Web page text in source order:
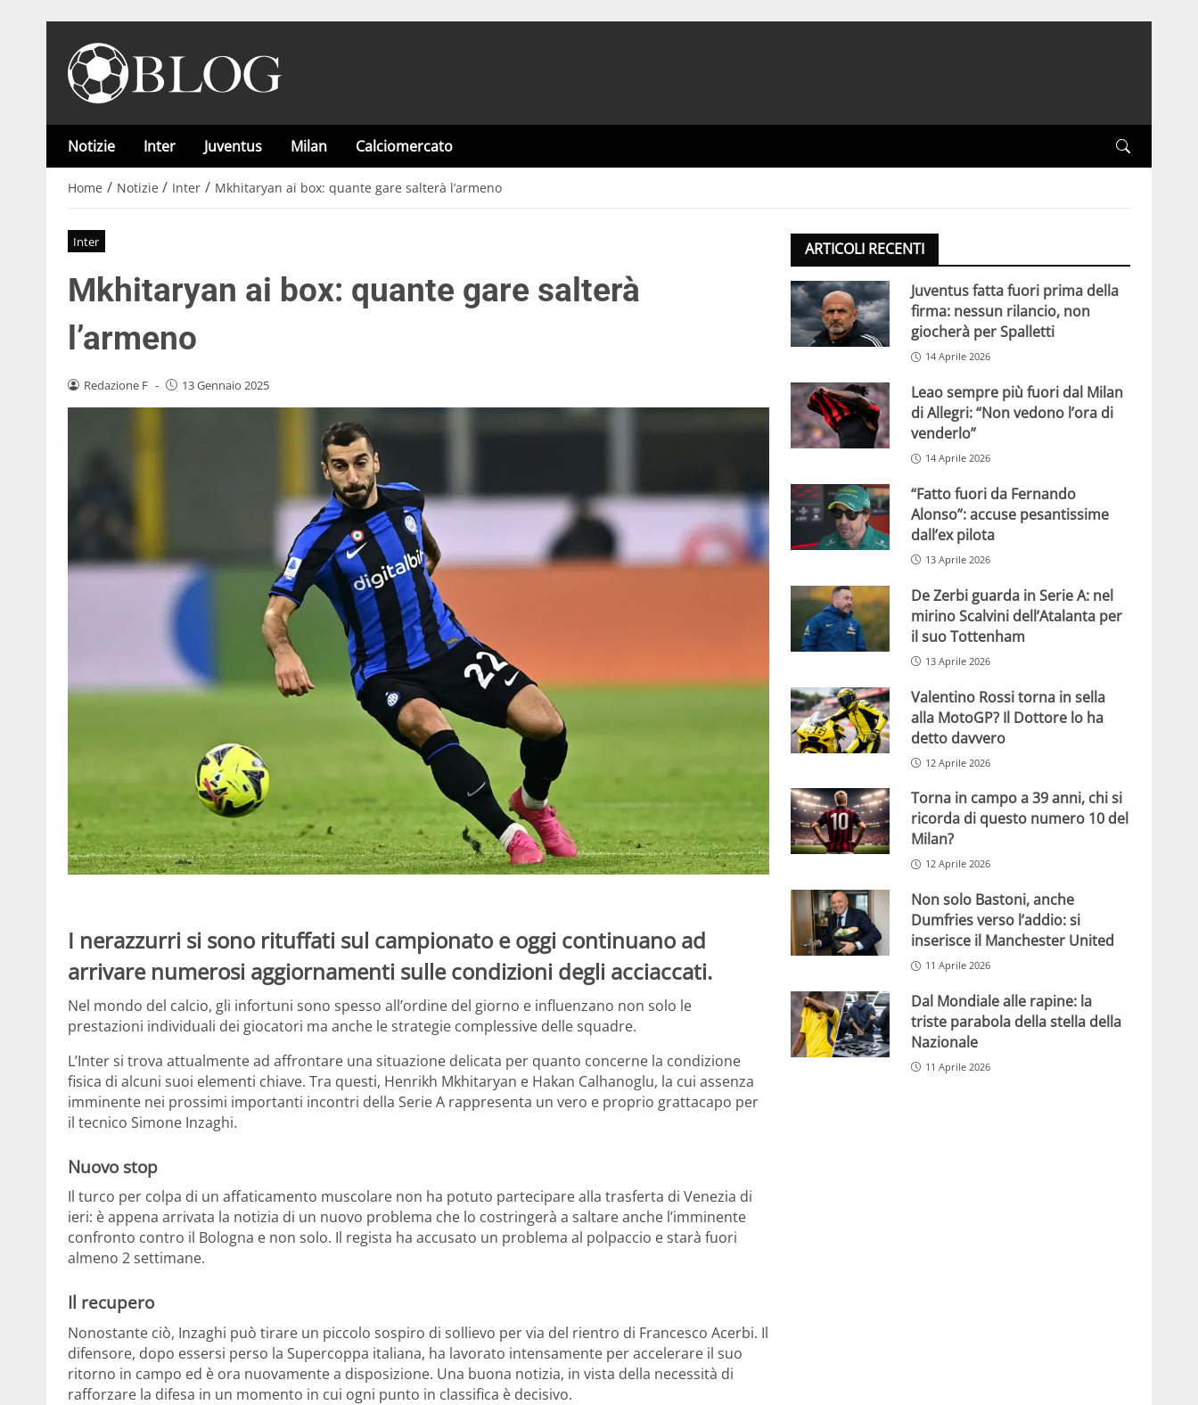
Notizie Inter Juventus Milan Calciomercato
Home / Notizie / Inter / Mkhitaryan ai box: quante gare salterà l’armeno
Inter
Mkhitaryan ai box: quante gare salterà
l’armeno
Redazione F - 13 Gennaio 2025
I nerazzurri si sono rituffati sul campionato e oggi continuano ad
arrivare numerosi aggiornamenti sulle condizioni degli acciaccati.
Nel mondo del calcio, gli infortuni sono spesso all’ordine del giorno e influenzano non solo le
prestazioni individuali dei giocatori ma anche le strategie complessive delle squadre.
L’Inter si trova attualmente ad affrontare una situazione delicata per quanto concerne la condizione
fisica di alcuni suoi elementi chiave. Tra questi, Henrikh Mkhitaryan e Hakan Calhanoglu, la cui assenza
imminente nei prossimi importanti incontri della Serie A rappresenta un vero e proprio grattacapo per
il tecnico Simone Inzaghi.
Nuovo stop
Il turco per colpa di un affaticamento muscolare non ha potuto partecipare alla trasferta di Venezia di
ieri: è appena arrivata la notizia di un nuovo problema che lo costringerà a saltare anche l’imminente
confronto contro il Bologna e non solo. Il regista ha accusato un problema al polpaccio e starà fuori
almeno 2 settimane.
Il recupero
Nonostante ciò, Inzaghi può tirare un piccolo sospiro di sollievo per via del rientro di Francesco Acerbi. Il
difensore, dopo essersi perso la Supercoppa italiana, ha lavorato intensamente per accelerare il suo
ritorno in campo ed è ora nuovamente a disposizione. Una buona notizia, in vista della necessità di
rafforzare la difesa in un momento in cui ogni punto in classifica è decisivo.
ARTICOLI RECENTI
Juventus fatta fuori prima della
firma: nessun rilancio, non
giocherà per Spalletti
14 Aprile 2026
Leao sempre più fuori dal Milan
di Allegri: “Non vedono l’ora di
venderlo”
14 Aprile 2026
“Fatto fuori da Fernando
Alonso”: accuse pesantissime
dall’ex pilota
13 Aprile 2026
De Zerbi guarda in Serie A: nel
mirino Scalvini dell’Atalanta per
il suo Tottenham
13 Aprile 2026
Valentino Rossi torna in sella
alla MotoGP? Il Dottore lo ha
detto davvero
12 Aprile 2026
Torna in campo a 39 anni, chi si
ricorda di questo numero 10 del
Milan?
12 Aprile 2026
Non solo Bastoni, anche
Dumfries verso l’addio: si
inserisce il Manchester United
11 Aprile 2026
Dal Mondiale alle rapine: la
triste parabola della stella della
Nazionale
11 Aprile 2026